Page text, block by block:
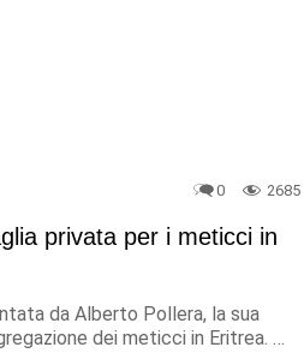
0 2685
privata per i meticci in
da Alberto Pollera, la sua
dei meticci in Eritrea. …